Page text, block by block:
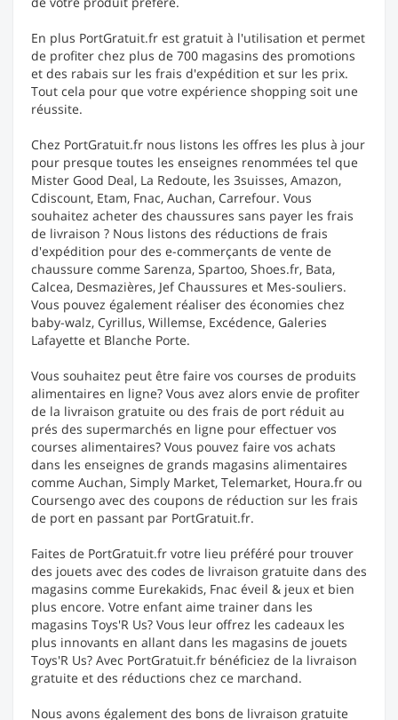
En plus PortGratuit.fr est gratuit à l'utilisation et permet
de profiter chez plus de 700 magasins des promotions
et des rabais sur les frais d'expédition et sur les prix.
Tout cela pour que votre expérience shopping soit une
réussite.
Chez PortGratuit.fr nous listons les offres les plus à jour
pour presque toutes les enseignes renommées tel que
Mister Good Deal, La Redoute, les 3suisses, Amazon,
Cdiscount, Etam, Fnac, Auchan, Carrefour. Vous
souhaitez acheter des chaussures sans payer les frais
de livraison ? Nous listons des réductions de frais
d'expédition pour des e-commerçants de vente de
chaussure comme Sarenza, Spartoo, Shoes.fr, Bata,
Calcea, Desmazières, Jef Chaussures et Mes-souliers.
Vous pouvez également réaliser des économies chez
baby-walz, Cyrillus, Willemse, Excédence, Galeries
Lafayette et Blanche Porte.
Vous souhaitez peut être faire vos courses de produits
alimentaires en ligne? Vous avez alors envie de profiter
de la livraison gratuite ou des frais de port réduit au
prés des supermarchés en ligne pour effectuer vos
courses alimentaires? Vous pouvez faire vos achats
dans les enseignes de grands magasins alimentaires
comme Auchan, Simply Market, Telemarket, Houra.fr ou
Coursengo avec des coupons de réduction sur les frais
de port en passant par PortGratuit.fr.
Faites de PortGratuit.fr votre lieu préféré pour trouver
des jouets avec des codes de livraison gratuite dans des
magasins comme Eurekakids, Fnac éveil & jeux et bien
plus encore. Votre enfant aime trainer dans les
magasins Toys'R Us? Vous leur offrez les cadeaux les
plus innovants en allant dans les magasins de jouets
Toys'R Us? Avec PortGratuit.fr bénéficiez de la livraison
gratuite et des réductions chez ce marchand.
Nous avons également des bons de livraison gratuite